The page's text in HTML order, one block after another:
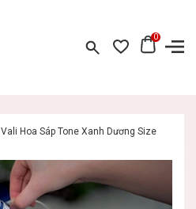
0
Vali Hoa Sáp Tone Xanh Dương Size